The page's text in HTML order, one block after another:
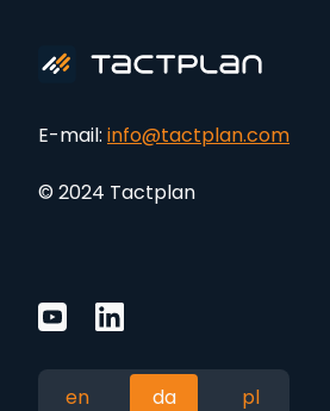
E-mail: info@tactplan.com
© 2024 Tactplan
en da pl